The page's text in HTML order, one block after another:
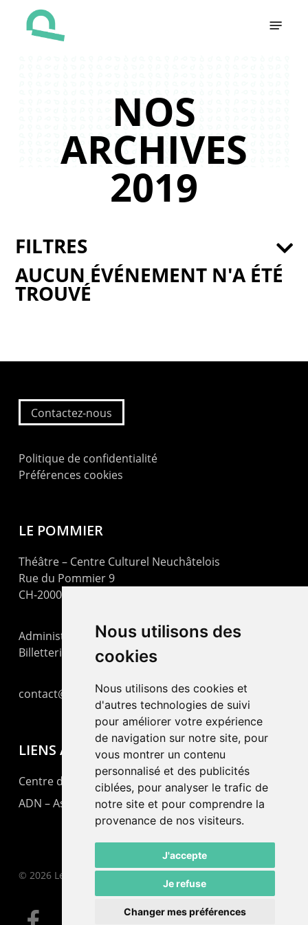
Nous utilisons des
cookies
Nous utilisons des cookies et
d'autres technologies de suivi
pour améliorer votre expérience
de navigation sur notre site, pour
vous montrer un contenu
personnalisé et des publicités
ciblées, pour analyser le trafic de
notre site et pour comprendre la
provenance de nos visiteurs.
J'accepte
Je refuse
Changer mes préférences
NOS
ARCHIVES
2019
AUCUN ÉVÉNEMENT N'A ÉTÉ
TROUVÉ
FILTRES
Contactez-nous
Politique de confidentialité
Préférences cookies
LE POMMIER
Théâtre – Centre Culturel Neuchâtelois
Rue du Pommier 9
CH-2000 Neuchâtel
Administration : +41 32 725 03 03
Billetterie : +41 32 725 05 05
contact@lepommier.ch
LIENS AMIS
Centre de culture ABC
ADN – Association Danse Neuchâtel
© 2026 Le Pommier.
facebook email